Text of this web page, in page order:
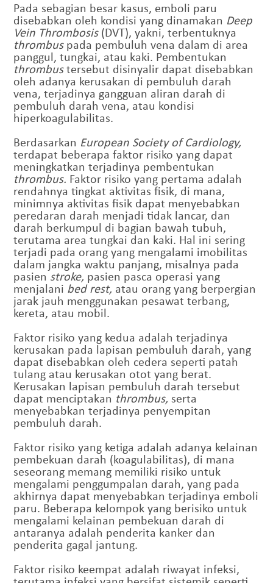
Pada sebagian besar kasus, emboli paru
disebabkan oleh kondisi yang dinamakan Deep
Vein Thrombosis (DVT), yakni, terbentuknya
thrombus pada pembuluh vena dalam di area
panggul, tungkai, atau kaki. Pembentukan
thrombustersebut disinyalir dapat disebabkan
oleh adanya kerusakan di pembuluh darah
vena, terjadinya gangguan aliran darah di
pembuluh darah vena, atau kondisi
hiperkoagulabilitas.
Berdasarkan European Society of Cardiology,
terdapat beberapa faktor risiko yang dapat
meningkatkan terjadinya pembentukan
thrombus. Faktor risiko yang pertama adalah
rendahnya tingkat aktivitas fisik, di mana,
minimnya aktivitas fisik dapat menyebabkan
peredaran darah menjadi tidak lancar, dan
darah berkumpul di bagian bawah tubuh,
terutama area tungkai dan kaki. Hal ini sering
terjadi pada orang yang mengalami imobilitas
dalam jangka waktu panjang, misalnya pada
pasien stroke, pasien pasca operasi yang
menjalani bed rest, atau orang yang berpergian
jarak jauh menggunakan pesawat terbang,
kereta, atau mobil.
Faktor risiko yang kedua adalah terjadinya
kerusakan pada lapisan pembuluh darah, yang
dapat disebabkan oleh cedera seperti patah
tulang atau kerusakan otot yang berat.
Kerusakan lapisan pembuluh darah tersebut
dapat menciptakan thrombus,serta
menyebabkan terjadinya penyempitan
pembuluh darah.
Faktor risiko yang ketiga adalah adanya kelainan
pembekuan darah (koagulabilitas), di mana
seseorang memang memiliki risiko untuk
mengalami penggumpalan darah, yang pada
akhirnya dapat menyebabkan terjadinya emboli
paru. Beberapa kelompok yang berisiko untuk
mengalami kelainan pembekuan darah di
antaranya adalah penderita kanker dan
penderita gagal jantung.
Faktor risiko keempat adalah riwayat infeksi,